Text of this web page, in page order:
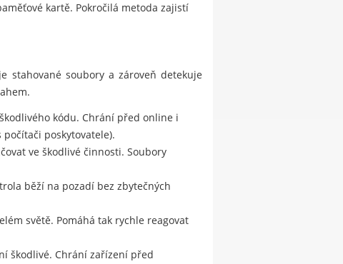
kartě. Pokročilá metoda zajistí
stahované soubory a zároveň detekuje
kódu. Chrání před online i
poskytovatele).
ve škodlivé činnosti. Soubory
běží na pozadí bez zbytečných
světě. Pomáhá tak rychle reagovat
škodlivé. Chrání zařízení před